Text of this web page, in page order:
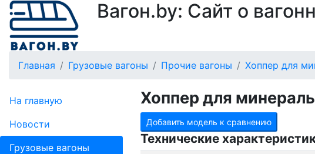
Вагон.by: Сайт о
Главная Грузовые вагоны Прочие вагоны Хоппер для
На главную
Новости
Грузовые вагоны
Хоппер для
Добавить модель к сравнению
Технические